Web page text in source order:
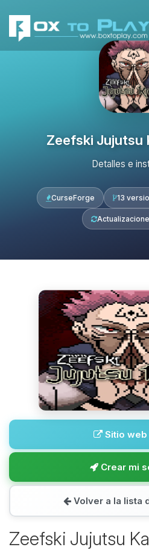
Zeefski Jujutsu
Detalles e
CurseForge 13
Sitio web
Crear mi
Volver a la lista
Zeefski Jujutsu